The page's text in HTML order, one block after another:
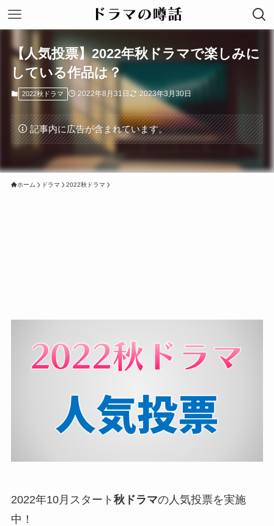
【人気投票】2022年秋ドラマで楽しみに
している作品は？
2022秋ドラマ 2022年8月31日 2023年3月30日
記事内に広告が含まれています。
ホーム ドラマ 2022秋ドラマ
2022年10月スタート 秋ドラマの人気投票を実施
中！